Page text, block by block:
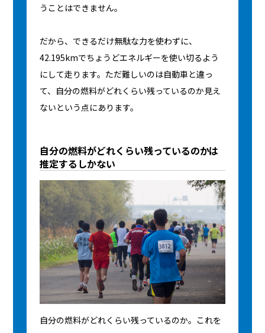
うことはできません。
だから、できるだけ無駄な力を使わずに、
42.195kmでちょうどエネルギーを使い切るよう
にして走ります。ただ難しいのは自動車と違っ
て、自分の燃料がどれくらい残っているのか見え
ないという点にあります。
自分の燃料がどれくらい残っているのかは
推定するしかない
自分の燃料がどれくらい残っているのか。これを